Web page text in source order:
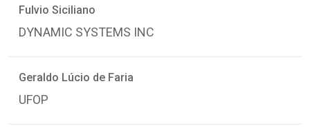
Fulvio Siciliano
DYNAMIC SYSTEMS INC
Geraldo Lúcio de Faria
UFOP